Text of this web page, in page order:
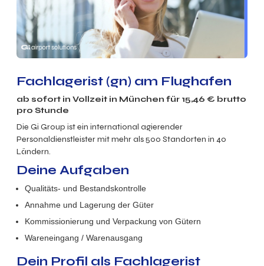
Fachlagerist (gn) am Flughafen
ab sofort in Vollzeit in München für 15,46 € brutto
pro Stunde
Die Gi Group ist ein international agierender
Personaldienstleister mit mehr als 500 Standorten in 40
Ländern.
Deine Aufgaben
Qualitäts- und Bestandskontrolle
Annahme und Lagerung der Güter
Kommissionierung und Verpackung von Gütern
Wareneingang / Warenausgang
Dein Profil als Fachlagerist